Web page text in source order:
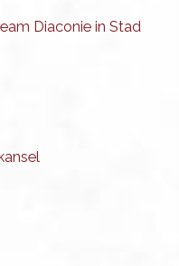
Diaconie in Stad